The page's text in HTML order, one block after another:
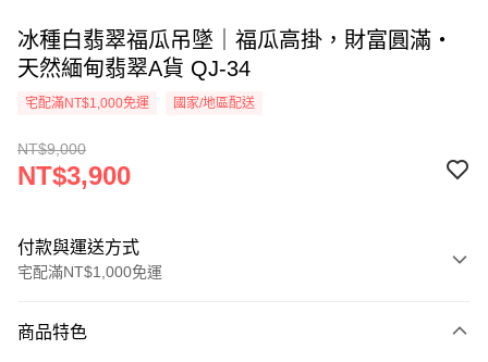
冰種白翡翠福瓜吊墜｜福瓜高掛，財富圓滿・
天然緬甸翡翠A貨 QJ-34
宅配滿NT$1,000免運 國家/地區配送
NT$9,000
NT$3,900
付款與運送方式
宅配滿NT$1,000免運
信用卡一次付款
商品特色